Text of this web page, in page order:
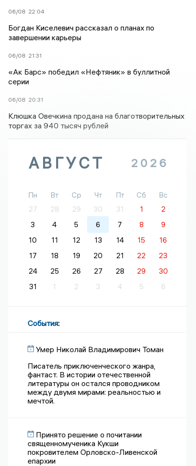
06/08 22:04
Богдан Киселевич рассказал о планах по
завершении карьеры
06/08 21:31
«Ак Барс» победил «Нефтяник» в буллитной
серии
06/08 20:31
Клюшка Овечкина продана на благотворительных
торгах за 940 тысяч рублей
АВГУСТ 2026
Пн Вт Ср Чт Пт Сб
Вс
27
28 29 30 31 1
2
3
4 5 6 7 8
9
10
11 12 13 14 15
16
17
18 19 20 21 22
23
24
25 26 27 28 29
30
31
1 2 3 4 5 6
События:
Умер Николай Владимирович Томан
Писатель приключенческого жанра,
фантаст. В истории отечественной
литературы он остался проводником
между двумя мирами: реальностью и
мечтой.
Принято решение о почитании
священномученика Кукши
покровителем Орловско-Ливенской
епархии